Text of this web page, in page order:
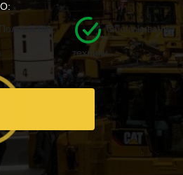
Полный бак Обслуживание
техники